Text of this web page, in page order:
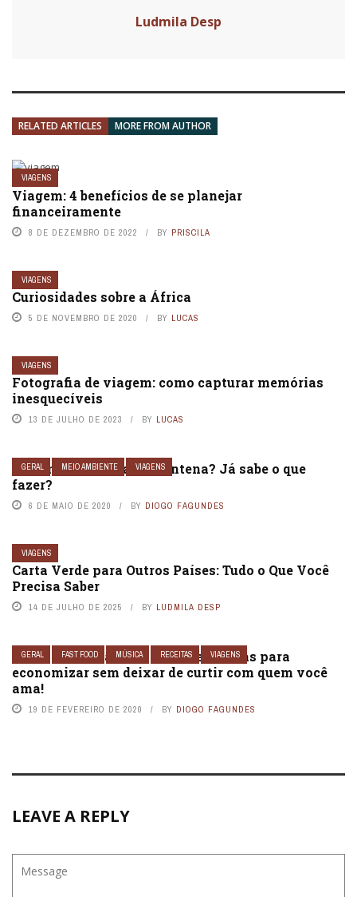
Ludmila Desp
RELATED ARTICLES MORE FROM AUTHOR
VIAGENS
Viagem: 4 benefícios de se planejar
financeiramente
8 DE DEZEMBRO DE 2022 BY PRISCILA
VIAGENS
Curiosidades sobre a África
5 DE NOVEMBRO DE 2020 BY LUCAS
VIAGENS
Fotografia de viagem: como capturar memórias
inesquecíveis
13 DE JULHO DE 2023 BY LUCAS
GERAL MEIO AMBIENTE VIAGENS
E quando passar a quarentena? Já sabe o que
fazer?
6 DE MAIO DE 2020 BY DIOGO FAGUNDES
VIAGENS
Carta Verde para Outros Países: Tudo o Que Você
Precisa Saber
14 DE JULHO DE 2025 BY LUDMILA DESP
GERAL FAST FOOD MÚSICA RECEITAS VIAGENS
Carnaval em família – Conheça dicas para
economizar sem deixar de curtir com quem você
ama!
19 DE FEVEREIRO DE 2020 BY DIOGO FAGUNDES
LEAVE A REPLY